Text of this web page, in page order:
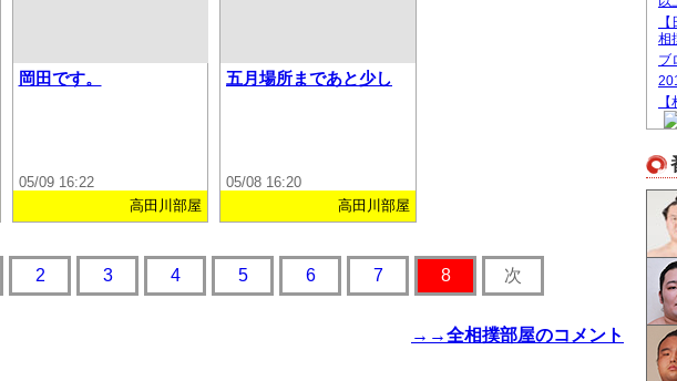
岡田です。
05/09 16:22
高田川部屋
五月場所まであと少し
05/08 16:20
高田川部屋
2 3 4 5 6 7 8 次
→→全相撲部屋のコメント
相
ブ